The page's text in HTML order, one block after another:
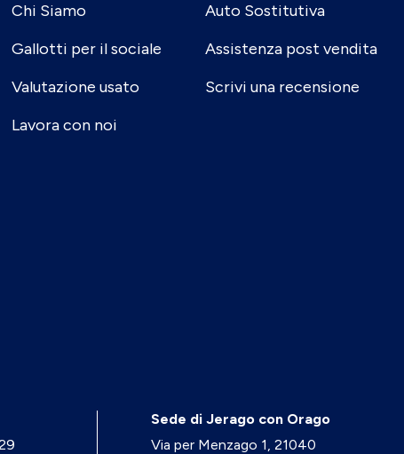
Chi Siamo
Gallotti per il sociale
Valutazione usato
Lavora con noi
Auto Sostitutiva
Assistenza post vendita
Scrivi una recensione
Sede di Jerago con Orago
Via per Menzago 1, 21040